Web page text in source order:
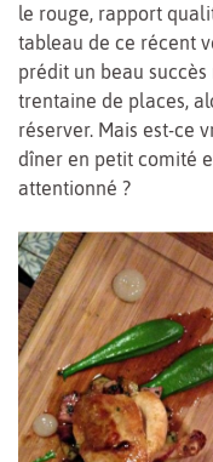
le rouge, rapport
tableau de ce récent
prédit un beau
trentaine de places,
réserver. Mais est-ce
dîner en petit comité
attentionné ?